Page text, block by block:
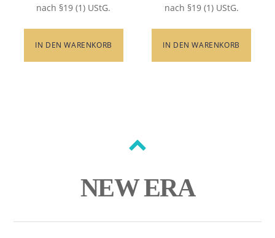
nach §19 (1) UStG.
IN DEN WARENKORB
nach §19 (1) UStG.
IN DEN WARENKORB
top
NEW ERA